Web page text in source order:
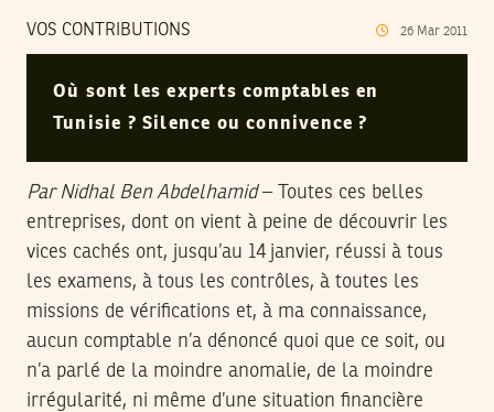
VOS CONTRIBUTIONS 26 Mar 2011
Où sont les experts comptables en
Tunisie ? Silence ou connivence ?
Par Nidhal Ben Abdelhamid– Toutes ces belles
entreprises, dont on vient à peine de découvrir les
vices cachés ont, jusqu’au 14 janvier, réussi à tous
les examens, à tous les contrôles, à toutes les
missions de vérifications et, à ma connaissance,
aucun comptable n’a dénoncé quoi que ce soit, ou
n’a parlé de la moindre anomalie, de la moindre
irrégularité, ni même d’une situation financière